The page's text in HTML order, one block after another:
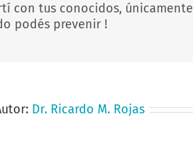
con tus conocidos, únicamente
podés prevenir !
Dr. Ricardo M. Rojas